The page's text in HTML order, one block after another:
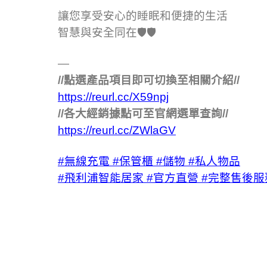
讓您享受安心的睡眠和便捷的生活
智慧與安全同在🛡️🛡️
—
//點選產品項目即可切換至相關介紹//
https://reurl.cc/X59npj
//各大經銷據點可至官網選單查詢//
https://reurl.cc/ZWlaGV
#無線充電 #保管櫃 #儲物 #私人物品
#飛利浦智能居家 #官方直營 #完整售後服